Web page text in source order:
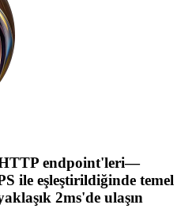
endpoint'leri—
ile eşleştirildiğinde temel
2ms'de ulaşın